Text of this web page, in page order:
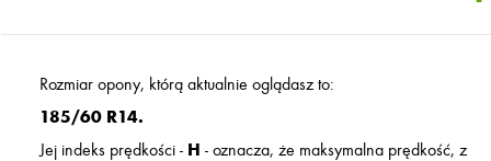
Rozmiar opony, którą aktualnie oglądasz to:
185/60 R14.
Jej indeks prędkości - H - oznacza, że maksymalna prędkość, z